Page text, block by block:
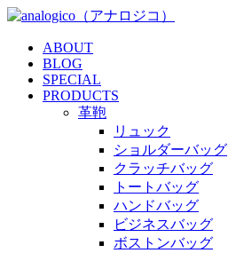
ABOUT
BLOG
SPECIAL
PRODUCTS
革鞄
リュック
ショルダーバッグ
クラッチバッグ
トートバッグ
ハンドバッグ
ビジネスバッグ
ボストンバッグ